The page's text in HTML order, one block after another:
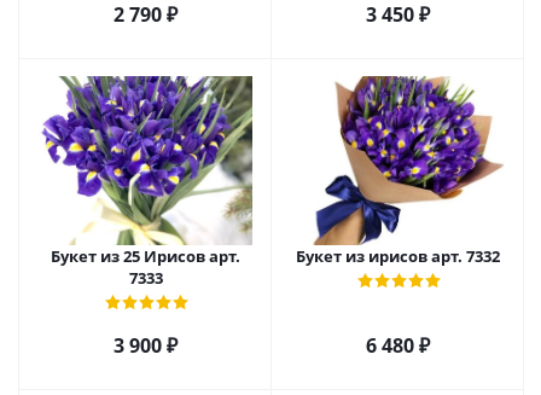
2 790₽ 3 450₽
Букет из 25 Ирисов арт.
7333
3 900₽
Букет из ирисов арт. 7332
6 480₽